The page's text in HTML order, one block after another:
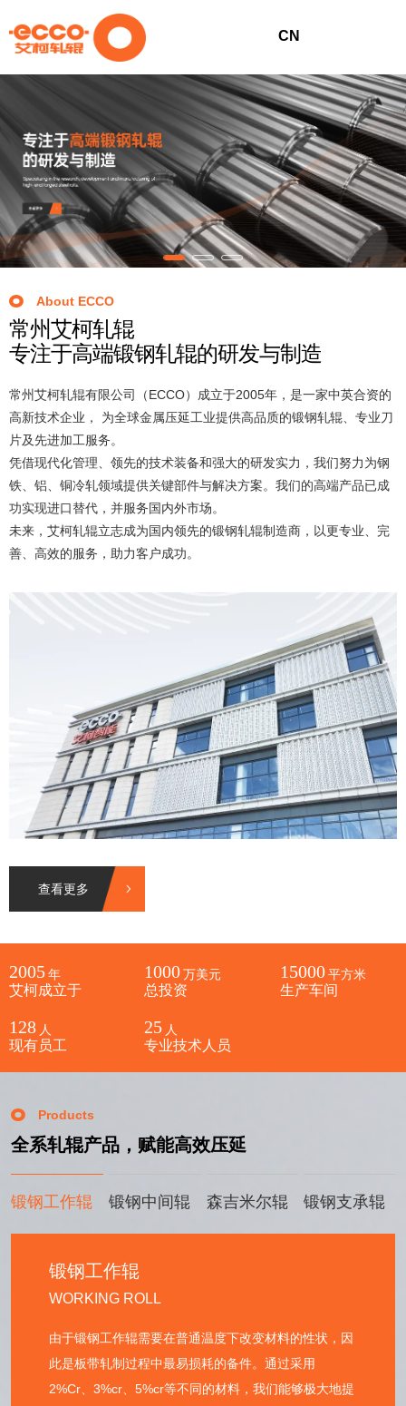
页于
柯
产
品
心
新
闻
讯
工
艺
程
联
系
们
CN
About ECCO
常州艾柯轧辊
专注于高端锻钢轧辊的研发与制造
常州艾柯轧辊有限公司（ECCO）成立于2005年，是一家中英合资的
高新技术企业， 为全球金属压延工业提供高品质的锻钢轧辊、专业刀
片及先进加工服务。
凭借现代化管理、领先的技术装备和强大的研发实力，我们努力为钢
铁、铝、铜冷轧领域提供关键部件与解决方案。我们的高端产品已成
功实现进口替代，并服务国内外市场。
未来，艾柯轧辊立志成为国内领先的锻钢轧辊制造商，以更专业、完
善、高效的服务，助力客户成功。
查看更多
2005年
艾柯成立于
1000 万美元
总投资
15000 平方米
生产车间
128 人
现有员工
25 人
专业技术人员
Products
全系轧辊产品，赋能高效压延
锻钢工作辊 锻钢中间辊 森吉米尔辊 锻钢支承辊
锻钢工作辊
WORKING ROLL
由于锻钢工作辊需要在普通温度下改变材料的性状，因
此是板带轧制过程中最易损耗的备件。通过采用
2%Cr、3%cr、5%cr等不同的材料，我们能够极大地提